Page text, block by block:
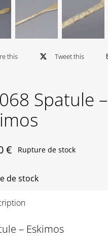
nous
this Tweet this
Spatule –
€ Rupture de stock
de stock
– Eskimos